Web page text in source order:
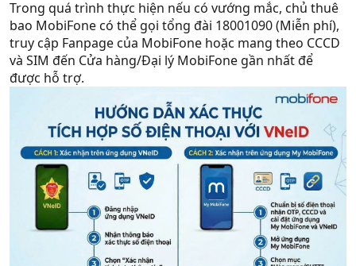
Trong quá trình thực hiện nếu có vướng mắc, chủ thuê
bao MobiFone có thể gọi tổng đài 18001090 (Miễn phí),
truy cập Fanpage của MobiFone hoặc mang theo CCCD
và SIM đến Cửa hàng/Đại lý MobiFone gần nhất để
được hỗ trợ.